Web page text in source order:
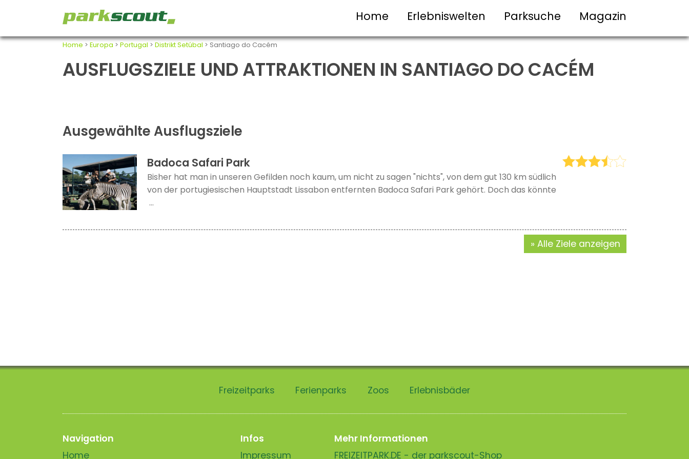
Home Erlebniswelten Parksuche Magazin
Home > Europa > Portugal > Distrikt Setúbal > Santiago do Cacém
AUSFLUGSZIELE UND ATTRAKTIONEN IN SANTIAGO DO CACÉM
Ausgewählte Ausflugsziele
Badoca Safari Park
Bisher hat man in unseren Gefilden noch kaum, um nicht zu sagen "nichts", von dem gut 130 km südlich
von der portugiesischen Hauptstadt Lissabon entfernten Badoca Safari Park gehört. Doch das könnte
...
Alle Ziele anzeigen
Freizeitparks Ferienparks Zoos Erlebnisbäder
Navigation
Home
Infos
Impressum
Mehr Informationen
FREIZEITPARK.DE - der parkscout-Shop